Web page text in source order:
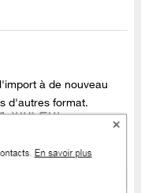
à de nouveau
d'autres format.